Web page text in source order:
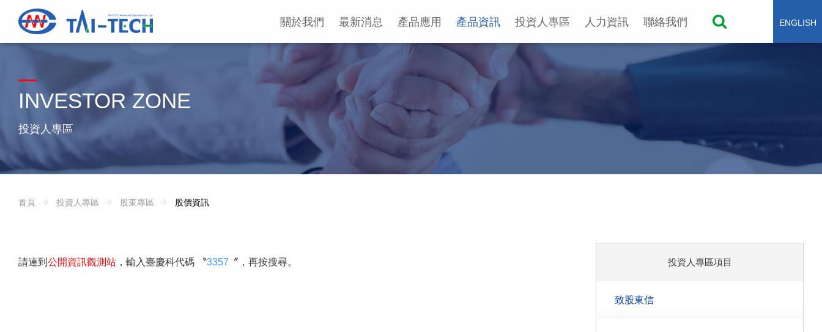
ENGLISH
關於我們 最新消息 產品應用 產品資訊 投資人專區 人力資訊 聯絡我們
INVESTOR ZONE
投資人專區
首頁 投資人專區 股東專區 股價資訊
投資人專區項目
致股東信
請連到 公開資訊觀測站 ，輸入臺慶科代碼 〝3357 〞，再按搜尋。